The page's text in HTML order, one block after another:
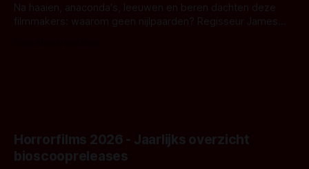
Na haaien, anaconda's, leeuwen en beren dachten deze
filmmakers: waarom geen nijlpaarden? Regisseur James
Horrorfilms 2026 - Jaarlijks overzicht
bioscoopreleases